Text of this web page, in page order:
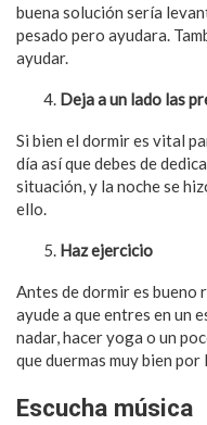
buena solución sería
pesado pero ayudara.
ayudar.
Deja a un lado las
Si bien el dormir es vital
día así que debes de
situación, y la noche se
ello.
Haz ejercicio
Antes de dormir es bueno
ayude a que entres en un
nadar, hacer yoga o un
que duermas muy bien por
Escucha música